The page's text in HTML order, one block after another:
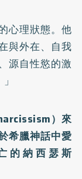
心理狀態。他
與外在、自我
源自性慾的激
）來
希臘神話中愛
的納西瑟斯